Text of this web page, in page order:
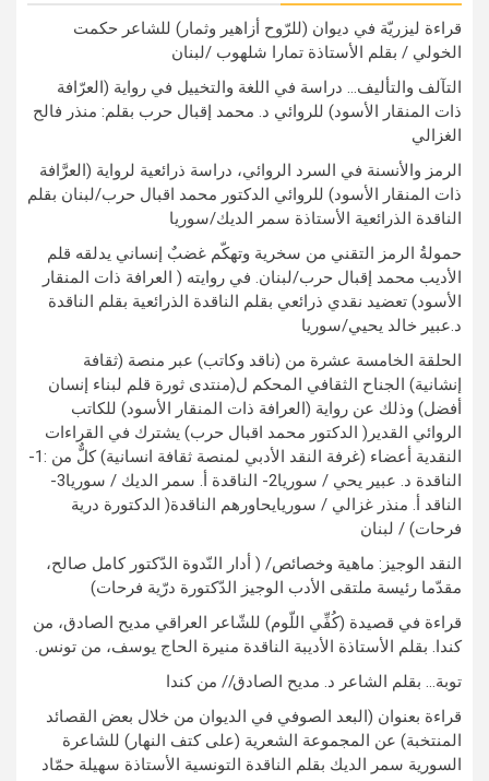
قراءة ليزريّة في ديوان (للرّوح أزاهير وثمار) للشاعر حكمت
الخولي / بقلم الأستاذة تمارا شلهوب /لبنان
التآلف والتأليف… دراسة في اللغة والتخييل في رواية (العرّافة
ذات المنقار الأسود) للروائي د. محمد إقبال حرب بقلم: منذر فالح
الغزالي
الرمز والأنسنة في السرد الروائي، دراسة ذرائعية لرواية (العرَّافة
ذات المنقار الأسود) للروائي الدكتور محمد اقبال حرب/لبنان بقلم
الناقدة الذرائعية الأستاذة سمر الديك/سوريا
حمولةُ الرمز التقني من سخرية وتهكّم غضبٌ إنساني يدلقه قلم
الأديب محمد إقبال حرب/لبنان. في روايته ( العرافة ذات المنقار
الأسود) تعضيد نقدي ذرائعي بقلم الناقدة الذرائعية بقلم الناقدة
د.عبير خالد يحيي/سوريا
الحلقة الخامسة عشرة من (ناقد وكاتب) عبر منصة (ثقافة
إنشانية) الجناح الثقافي المحكم ل(منتدى ثورة قلم لبناء إنسان
أفضل) وذلك عن رواية (العرافة ذات المنقار الأسود) للكاتب
الروائي القدير( الدكتور محمد اقبال حرب) يشترك في القراءات
النقدية أعضاء (غرفة النقد الأدبي لمنصة ثقافة انسانية) كلٌّ من :1-
الناقدة د. عبير يحي / سوريا2- الناقدة أ. سمر الديك / سوريا3-
الناقد أ. منذر غزالي / سوريايحاورهم الناقدة( الدكتورة درية
فرحات) / لبنان
النقد الوجيز: ماهية وخصائص/ ( أدار النّدوة الدّكتور كامل صالح،
مقدّما رئيسة ملتقى الأدب الوجيز الدّكتورة درّية فرحات)
قراءة في قصيدة (كُفِّي اللّوم) للشّاعر العراقي مديح الصادق، من
كندا. بقلم الأستاذة الأديبة الناقدة منيرة الحاج يوسف، من تونس.
توبة… بقلم الشاعر د. مديح الصادق// من كندا
قراءة بعنوان (البعد الصوفي في الديوان من خلال بعض القصائد
المنتخبة) عن المجموعة الشعرية (على كتف النهار) للشاعرة
السورية سمر الديك بقلم الناقدة التونسية الأستاذة سهيلة حمّاد